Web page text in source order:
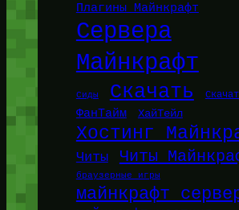
Плагины Майнкрафт
Сервера
Майнкрафт
Сиды Скачать
ФанТайм ХайТейл
Хостинг
Читы Читы
браузерные игры
майнкрафт